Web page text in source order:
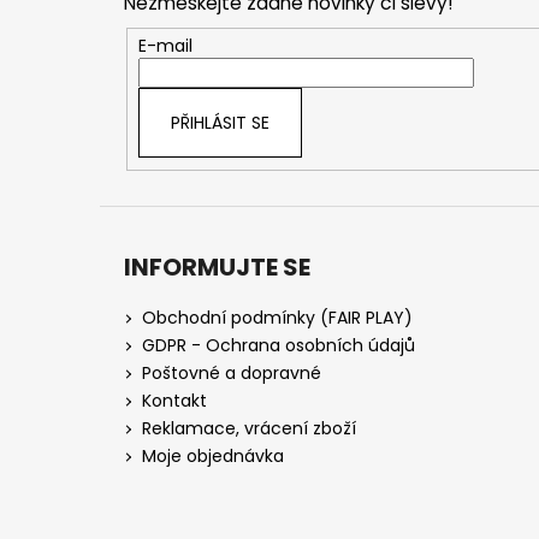
E-mail
PŘIHLÁSIT SE
INFORMUJTE SE
Obchodní podmínky (FAIR PLAY)
GDPR - Ochrana osobních údajů
Poštovné a dopravné
Kontakt
Reklamace, vrácení zboží
Moje objednávka